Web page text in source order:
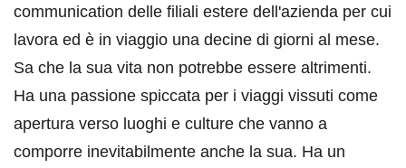
communication delle filiali estere dell'azienda per cui
lavora ed è in viaggio una decine di giorni al mese.
Sa che la sua vita non potrebbe essere altrimenti.
Ha una passione spiccata per i viaggi vissuti come
apertura verso luoghi e culture che vanno a
comporre inevitabilmente anche la sua. Ha un